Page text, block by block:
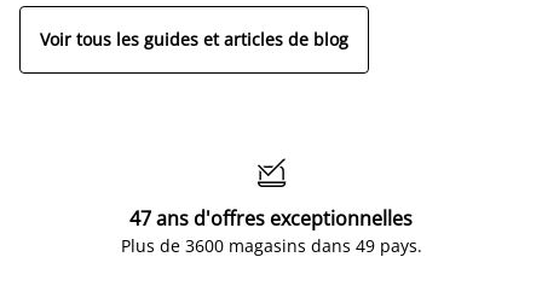
Voir tous les guides et articles de blog

47 ans d'offres exceptionnelles
Plus de 3600 magasins dans 49 pays.